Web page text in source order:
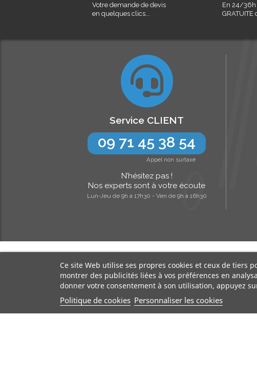
Votre demande de devis
en quelques clics...
En 24/36h
Service CLIENT
09 71 45 38 54
Appel non surtaxé
N’hésitez pas !
Nos experts sont à votre écoute
Lun-Jeu de 9h à 17h30 - Ven de 9h à 16h30
Ce site Web utilise ses propres cookies et ceux de tiers
montrer des publicités liées à vos préférences en
donner votre consentement à son utilisation, appuyez
Politique de cookies Personnaliser les cookies